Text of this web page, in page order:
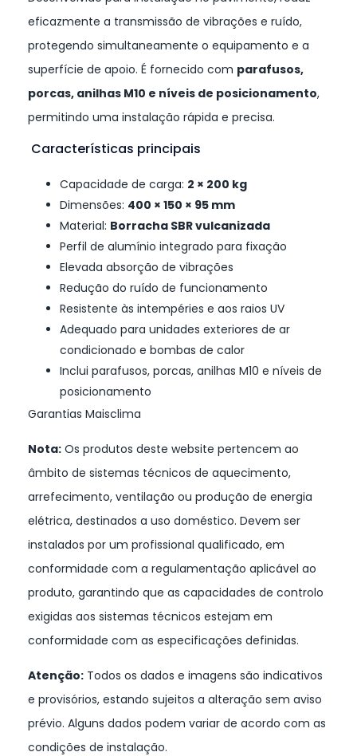
eficazmente a transmissão de vibrações e ruído,
protegendo simultaneamente o equipamento e a
superfície de apoio. É fornecido com parafusos,
porcas, anilhas M10 e níveis de posicionamento,
permitindo uma instalação rápida e precisa.
Características principais
Capacidade de carga: 2 × 200 kg
Dimensões: 400 × 150 × 95 mm
Material: Borracha SBR vulcanizada
Perfil de alumínio integrado para fixação
Elevada absorção de vibrações
Redução do ruído de funcionamento
Resistente às intempéries e aos raios UV
Adequado para unidades exteriores de ar
condicionado e bombas de calor
Inclui parafusos, porcas, anilhas M10 e níveis de
posicionamento
Garantias Maisclima
Nota: Os produtos deste website pertencem ao
âmbito de sistemas técnicos de aquecimento,
arrefecimento, ventilação ou produção de energia
elétrica, destinados a uso doméstico. Devem ser
instalados por um profissional qualificado, em
conformidade com a regulamentação aplicável ao
produto, garantindo que as capacidades de controlo
exigidas aos sistemas técnicos estejam em
conformidade com as especificações definidas.
Atenção: Todos os dados e imagens são indicativos
e provisórios, estando sujeitos a alteração sem aviso
prévio. Alguns dados podem variar de acordo com as
condições de instalação.